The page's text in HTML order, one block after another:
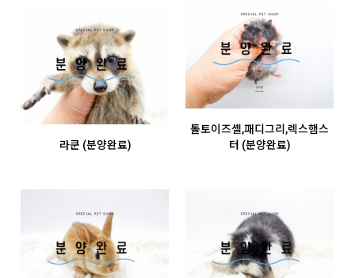
라쿤 (분양완료)
톨토이즈셸,패디그리,렉스햄스
터 (분양완료)